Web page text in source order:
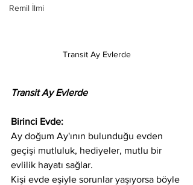
Remil İlmi
Transit Ay Evlerde
Transit Ay Evlerde
Birinci Evde:
Ay doğum Ay'ının bulunduğu evden
geçişi mutluluk, hediyeler, mutlu bir
evlilik hayatı sağlar.
Kişi evde eşiyle sorunlar yaşıyorsa böyle